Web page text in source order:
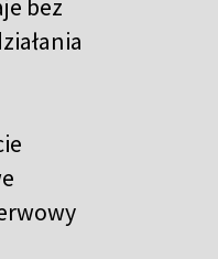
bez